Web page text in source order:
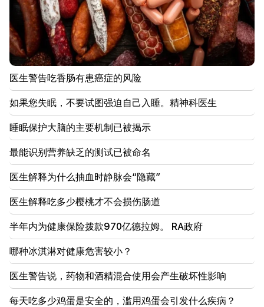
19:00
为了报仇，他们武装起来，伏击了兄弟俩的店铺。埃奇
米阿津的报复行为被阻止
18:34
亚美尼亚希望将与新加坡的关系提升到新的水平
18:00
我们将在很长一段时间内告别+35°C以上的气温。阿
齐兹扬
17:34
亚美尼亚的天气将发生巨大变化
17:00
亚美尼亚使徒圣教会对国家税收委员会提起诉讼
16:34
达什塔万战斗的新细节。有逮捕行动
明天，埃里温和马泽斯的一些地址将在很长一段时间内
没有灯光
医生警告吃香肠有患癌症的风险
如果您失眠，不要试图强迫自己入睡。精神科医生
睡眠保护大脑的主要机制已被揭示
最能识别营养缺乏的测试已被命名
医生解释为什么抽血时静脉会“隐藏”
医生解释吃多少樱桃才不会损伤肠道
半年内为健康保险拨款970亿德拉姆。 RA政府
哪种冰淇淋对健康危害较小？
医生警告说，药物和酒精混合使用会产生破坏性影响
每天吃多少鸡蛋是安全的，滥用鸡蛋会引发什么疾病？